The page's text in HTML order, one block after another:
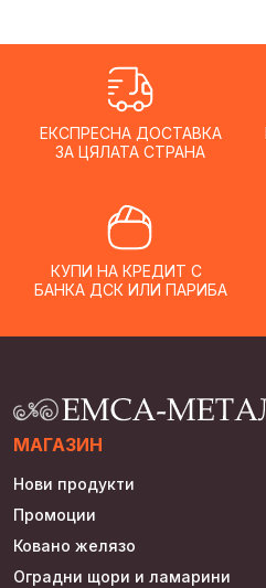
ЕКСПРЕСНА ДОСТАВКА
ЗА ЦЯЛАТА СТРАНА
КУПИ НА КРЕДИТ С
БАНКА ДСК ИЛИ ПАРИБА
МАГАЗИН
Нови продукти
Промоции
Ковано желязо
Оградни щори и ламарини